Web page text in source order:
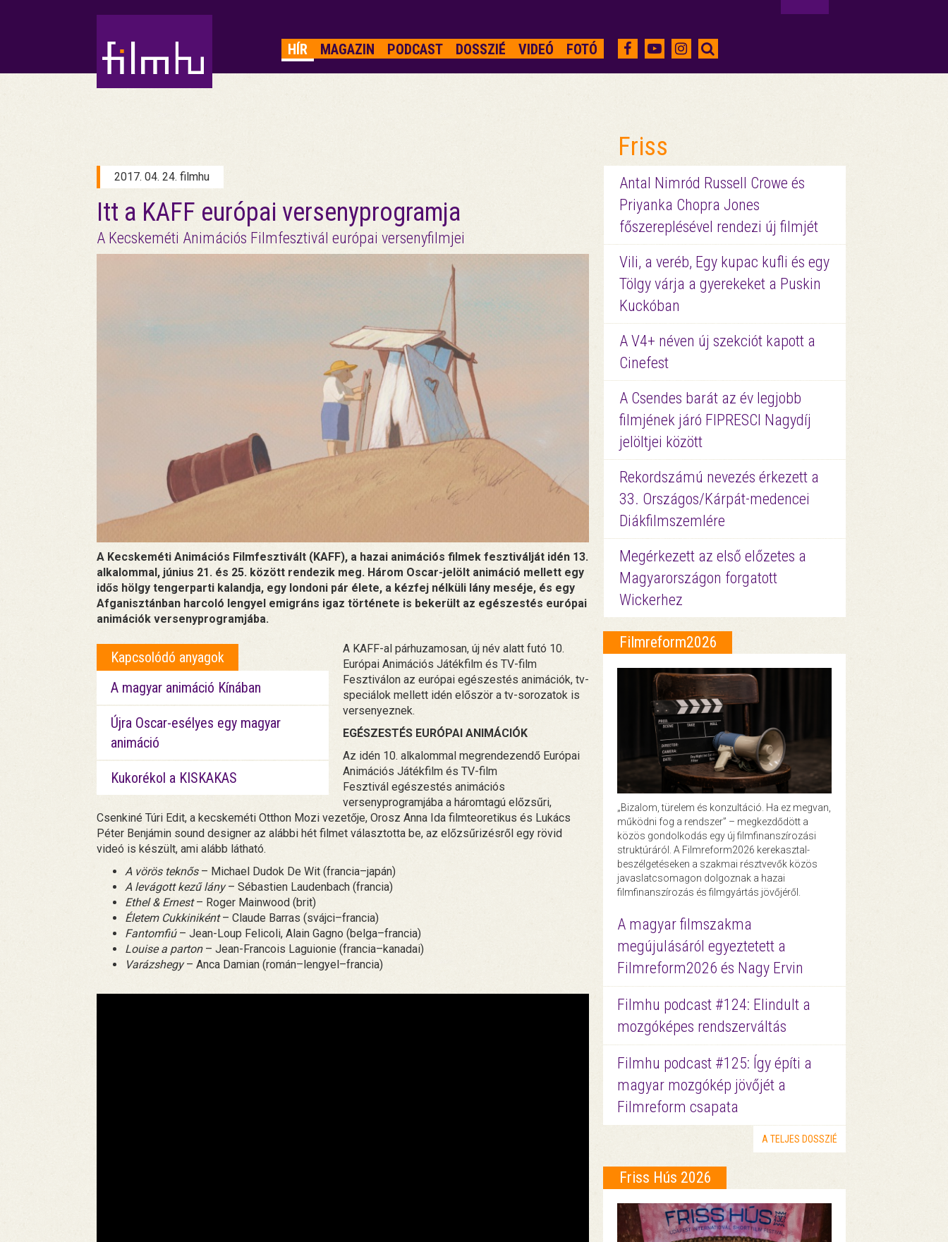
HÍR MAGAZIN PODCAST DOSSZIÉ VIDEÓ FOTÓ
2017. 04. 24. filmhu
Itt a KAFF európai versenyprogramja
A Kecskeméti Animációs Filmfesztivál európai versenyfilmjei
A Kecskeméti Animációs Filmfesztivált (KAFF), a hazai animációs filmek fesztiválját idén 13.
alkalommal, június 21. és 25. között rendezik meg. Három Oscar-jelölt animáció mellett egy
idős hölgy tengerparti kalandja, egy londoni pár élete, a kézfej nélküli lány meséje, és egy
Afganisztánban harcoló lengyel emigráns igaz története is bekerült az egészestés európai
animációk versenyprogramjába.
Kapcsolódó anyagok
A magyar animáció Kínában
Újra Oscar-esélyes egy magyar
animáció
Kukorékol a KISKAKAS
A KAFF-al párhuzamosan, új név alatt futó 10.
Európai Animációs Játékfilm és TV-film
Fesztiválon az európai egészestés animációk, tv-
speciálok mellett idén először a tv-sorozatok is
versenyeznek.
EGÉSZESTÉS EURÓPAI ANIMÁCIÓK
Az idén 10. alkalommal megrendezendő Európai
Animációs Játékfilm és TV-film
Fesztivál egészestés animációs
versenyprogramjába a háromtagú előzsűri,
Csenkiné Túri Edit, a kecskeméti Otthon Mozi vezetője, Orosz Anna Ida filmteoretikus és Lukács
Péter Benjámin sound designer az alábbi hét filmet választotta be, az előzsűrizésről egy rövid
videó is készült, ami alább látható.
A vörös teknős – Michael Dudok De Wit (francia–japán)
A levágott kezű lány– Sébastien Laudenbach (francia)
Ethel & Ernest– Roger Mainwood (brit)
Életem Cukkiniként– Claude Barras (svájci–francia)
Fantomfiú– Jean-Loup Felicoli, Alain Gagno (belga–francia)
Louise a parton– Jean-Francois Laguionie (francia–kanadai)
Varázshegy– Anca Damian (román–lengyel–francia)
Friss
Antal Nimród Russell Crowe és
Priyanka Chopra Jones
főszereplésével rendezi új filmjét
Vili, a veréb, Egy kupac kufli és egy
Tölgy várja a gyerekeket a Puskin
Kuckóban
A V4+ néven új szekciót kapott a
Cinefest
A Csendes barát az év legjobb
filmjének járó FIPRESCI Nagydíj
jelöltjei között
Rekordszámú nevezés érkezett a
33. Országos/Kárpát-medencei
Diákfilmszemlére
Megérkezett az első előzetes a
Magyarországon forgatott
Wickerhez
Filmreform2026
„Bizalom, türelem és konzultáció. Ha ez megvan,
működni fog a rendszer” – megkezdődött a
közös gondolkodás egy új filmfinanszírozási
struktúráról. A Filmreform2026 kerekasztal-
beszélgetéseken a szakmai résztvevők közös
javaslatcsomagon dolgoznak a hazai
filmfinanszírozás és filmgyártás jövőjéről.
A magyar filmszakma
megújulásáról egyeztetett a
Filmreform2026 és Nagy Ervin
Filmhu podcast #124: Elindult a
mozgóképes rendszerváltás
Filmhu podcast #125: Így építi a
magyar mozgókép jövőjét a
Filmreform csapata
A TELJES DOSSZIÉ
Friss Hús 2026